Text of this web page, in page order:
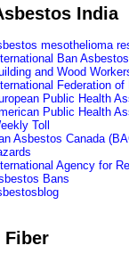
India
mesothelioma
Ban
and Wood
Federation
Public Health
Public Health
Toll
Asbestos Canada
Agency for
Bans
Fiber